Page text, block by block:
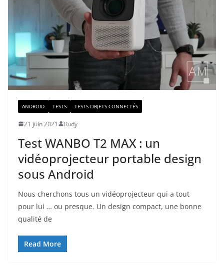
ANDROID TESTS TESTS OBJETS CONNECTÉS
21 juin 2021 Rudy
Test WANBO T2 MAX : un
vidéoprojecteur portable design
sous Android
Nous cherchons tous un vidéoprojecteur qui a tout
pour lui … ou presque. Un design compact, une bonne
qualité de
Read More